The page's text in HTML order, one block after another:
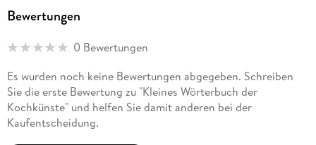
übersetzte Eugène Delacroix, Marceline Desbordes-Valmore,
Alexandre Dumas, Saint-Pol-Roux, Sainte-Beuve, George
Sand, Victor Segalen. Publikationen über Blaise Cendrars,
Michel Leiris, Oskar Panizza, Alphonse Rabbe u. A. 2011
wurde er mit dem Bayreuther Kulturpreis ausgezeichnet.
mit ironischem Ausrufezeichen versehen, wird als
Schlusspunkt hinter dutzenden Dramen, vielbändigen
Mantel-und-Degen-Romanen - darunter "Die drei
Musketiere" und "Der Graf von Monte Christo" - und
voluminösen Reisebeschreibungen zu allem Überfluss auch
noch ein kulinarisches Werk aufgelistet, ein "Grand
Dictionnaire de cuisine".
Das Naserümpfen spiegelt die zeittypisch deutsche
Bewertungen
0 Bewertungen
Es wurden noch keine Bewertungen abgegeben. Schreiben
Sie die erste Bewertung zu "Kleines Wörterbuch der
Kochkünste" und helfen Sie damit anderen bei der
Kaufentscheidung.